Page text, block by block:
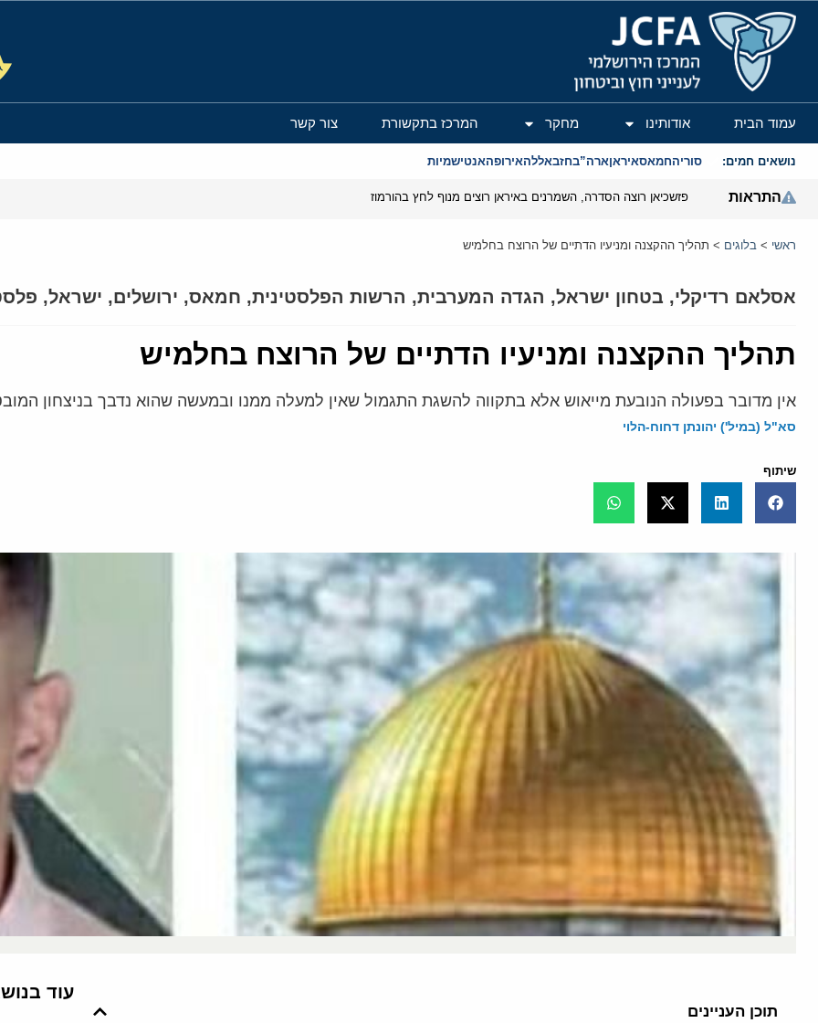
המרכז הירושלמי לענייני חוץ וביטחון
עמוד הבית אודותינו מחקר המרכז בתקשורת צור קשר
נושאים חמים: סוריהחמאסאיראןארה”בחזבאללהאירופהאנטישמיות
התראות פזשכיאן רוצה הסדרה, השמרנים באיראן רוצים מנוף לחץ בהורמוז
ראשי > בלוגים > תהליך ההקצנה ומניעיו הדתיים של הרוצח בחלמיש
אסלאם רדיקלי, בטחון ישראל, הגדה המערבית, הרשות הפלסטינית, חמאס, ירושלים, ישראל,
תהליך ההקצנה ומניעיו הדתיים של הרוצח בחלמיש
אין מדובר בפעולה הנובעת מייאוש אלא בתקווה להשגת התגמול שאין למעלה ממנו ובמעשה שהוא נדבך בניצחון
סא"ל (במיל') יהונתן דחוח-הלוי
שיתוף
תוכן העניינים
עוד